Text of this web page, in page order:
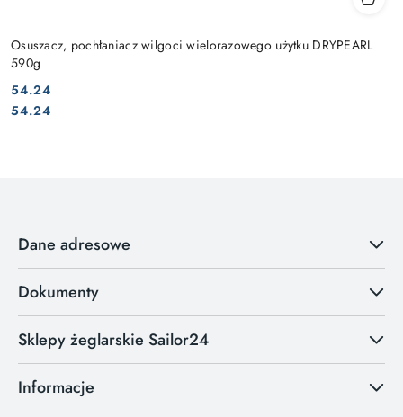
Osuszacz, pochłaniacz wilgoci wielorazowego użytku DRYPEARL
590g
Cena:
54.24
Cena:
54.24
Dane adresowe
Dokumenty
Sklepy żeglarskie Sailor24
Informacje